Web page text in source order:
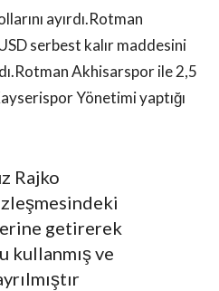
ayırdı.Rotman
serbest kalır maddesini
Akhisarspor ile 2,5
Yönetimi yaptığı
Rajko
getirerek
kullanmış ve